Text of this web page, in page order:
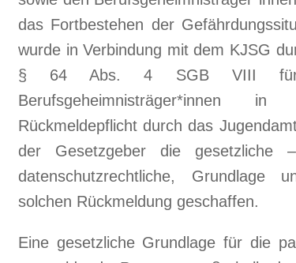
das Fortbestehen der
wurde in Verbindung mit dem KJSG
§ 64 Abs. 4 SGB VIII für
Rückmeldepflicht durch das
der Gesetzgeber die gesetzliche
datenschutzrechtliche, Grundlage
solchen Rückmeldung geschaffen.
Eine gesetzliche Grundlage für die